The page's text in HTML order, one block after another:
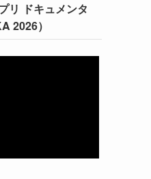
リ ドキュメンタ
2026）